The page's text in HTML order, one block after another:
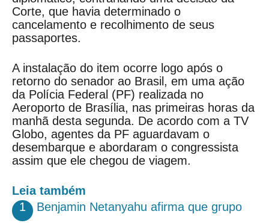
Corte, que havia determinado o
cancelamento e recolhimento de seus
passaportes.
A instalação do item ocorre logo após o
retorno do senador ao Brasil, em uma ação
da Polícia Federal (PF) realizada no
Aeroporto de Brasília, nas primeiras horas da
manhã desta segunda. De acordo com a TV
Globo, agentes da PF aguardavam o
desembarque e abordaram o congressista
assim que ele chegou de viagem.
Leia também
1
Benjamin Netanyahu afirma que grupo